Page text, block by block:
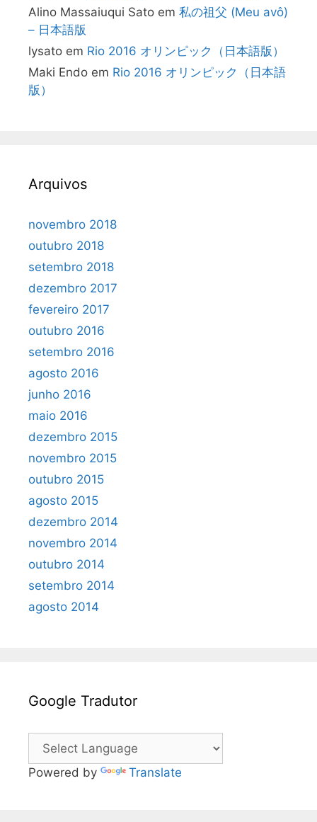
Alino Massaiuqui Sato em 私の祖父 (Meu avô)
– 日本語版
lysato em Rio 2016 オリンピック（日本語版）
Maki Endo em Rio 2016 オリンピック（日本語
版）
Arquivos
novembro 2018
outubro 2018
setembro 2018
dezembro 2017
fevereiro 2017
outubro 2016
setembro 2016
agosto 2016
junho 2016
maio 2016
dezembro 2015
novembro 2015
outubro 2015
agosto 2015
dezembro 2014
novembro 2014
outubro 2014
setembro 2014
agosto 2014
Google Tradutor
Powered by Translate